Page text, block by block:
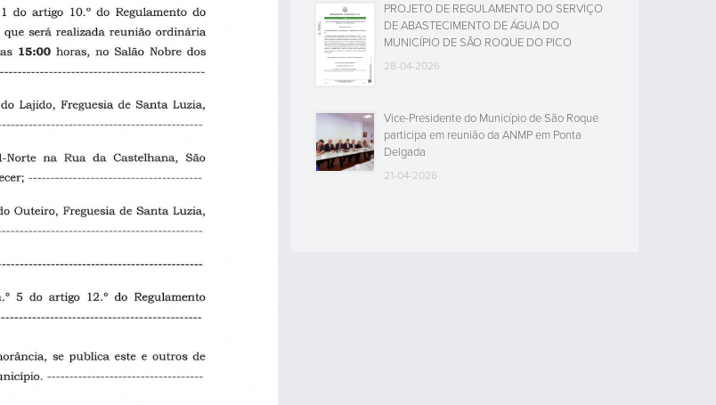
PROJETO DE REGULAMENTO DO SERVIÇO
DE ABASTECIMENTO DE ÁGUA DO
MUNICÍPIO DE SÃO ROQUE DO PICO
28-04-2026
Vice-Presidente do Município de São Roque
participa em reunião da ANMP em Ponta
Delgada
21-04-2026